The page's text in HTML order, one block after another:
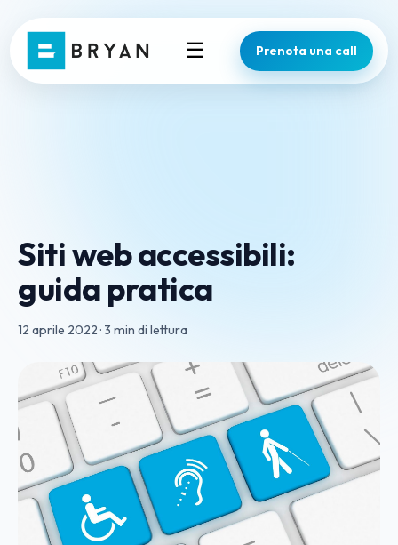
☰ Prenota una call
Siti web accessibili:
guida pratica
12 aprile 2022·3 min di lettura